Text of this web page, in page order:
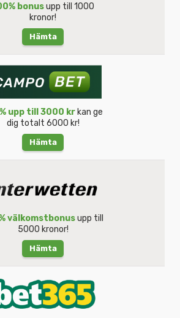
bonusupp till 1000
kronor!
Hämta
upp till 3000 krkan ge
dig totalt 6000 kr!
Hämta
välkomstbonusupp till
5000 kronor!
Hämta